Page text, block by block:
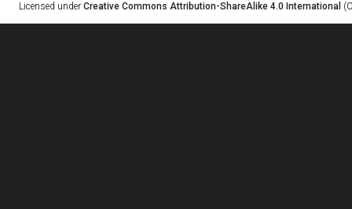
Licensed under Creative Commons Attribution-ShareAlike 4.0 International